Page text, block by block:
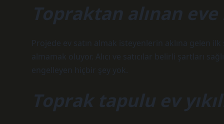
Topraktan alınan eve
Projede ev satın almak isteyenlerin aklına gelen
almamak oluyor. Alıcı ve satıcılar belirli şartları
engelleyen hiçbir şey yok.
Toprak tapulu ev